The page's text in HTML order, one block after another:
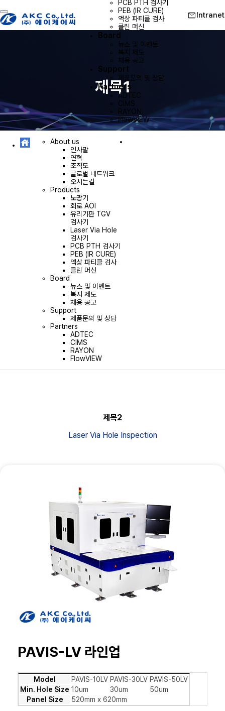
Toggle navigation
PCB PTH 검사기
PEB (IR CURE)
액상 파티클 검사
클린 머신
Board
뉴스 및 이벤트
복지 제도
채용 공고
Support
제품문의 및 상담
Partners
ADTEC
CIMS
RAYON
FlowVIEW
mailIntranet
제목1
About us
인사말
연혁
조직도
글로벌 네트워크
오시는길
Products
노광기
회로 AOI
유리기판 TGV
검사기
Laser Via Hole
검사기
PCB PTH 검사기
PEB (IR CURE)
액상 파티클 검사
클린 머신
Board
뉴스 및 이벤트
복지 제도
채용 공고
Support
제품문의 및 상담
Partners
ADTEC
CIMS
RAYON
FlowVIEW
제목2
Laser Via Hole Inspection
PAVIS-LV 라인업
Model PAVIS-10LV PAVIS-30LV PAVIS-50LV
Min. Hole Size 10um 30um
50um
Panel Size
520mm x 620mm